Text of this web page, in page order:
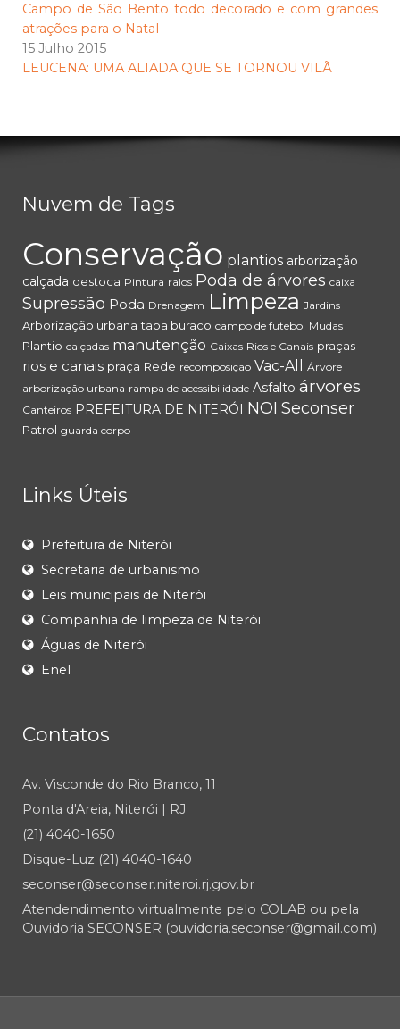
Campo de São Bento todo decorado e com grandes
atrações para o Natal
15 Julho 2015
LEUCENA: UMA ALIADA QUE SE TORNOU VILÃ
Nuvem de Tags
Conservação plantios arborização
calçada destoca Pintura ralos Poda de árvores caixa
Supressão Poda Drenagem Limpeza Jardins
Arborização urbana tapa buraco campo de futebol Mudas
Plantio calçadas manutenção Caixas Rios e Canais praças
rios e canais praça Rede recomposição Vac-All
Árvore
arborização urbana rampa de acessibilidade Asfalto árvores
Canteiros PREFEITURA DE NITERÓI NOI Seconser
Patrol guarda corpo
Links Úteis
Prefeitura de Niterói
Secretaria de urbanismo
Leis municipais de Niterói
Companhia de limpeza de Niterói
Águas de Niterói
Enel
Contatos
Av. Visconde do Rio Branco, 11
Ponta d'Areia, Niterói | RJ
(21) 4040-1650
Disque-Luz (21) 4040-1640
seconser@seconser.niteroi.rj.gov.br
Atendendimento virtualmente pelo COLAB ou pela
Ouvidoria SECONSER (ouvidoria.seconser@gmail.com)